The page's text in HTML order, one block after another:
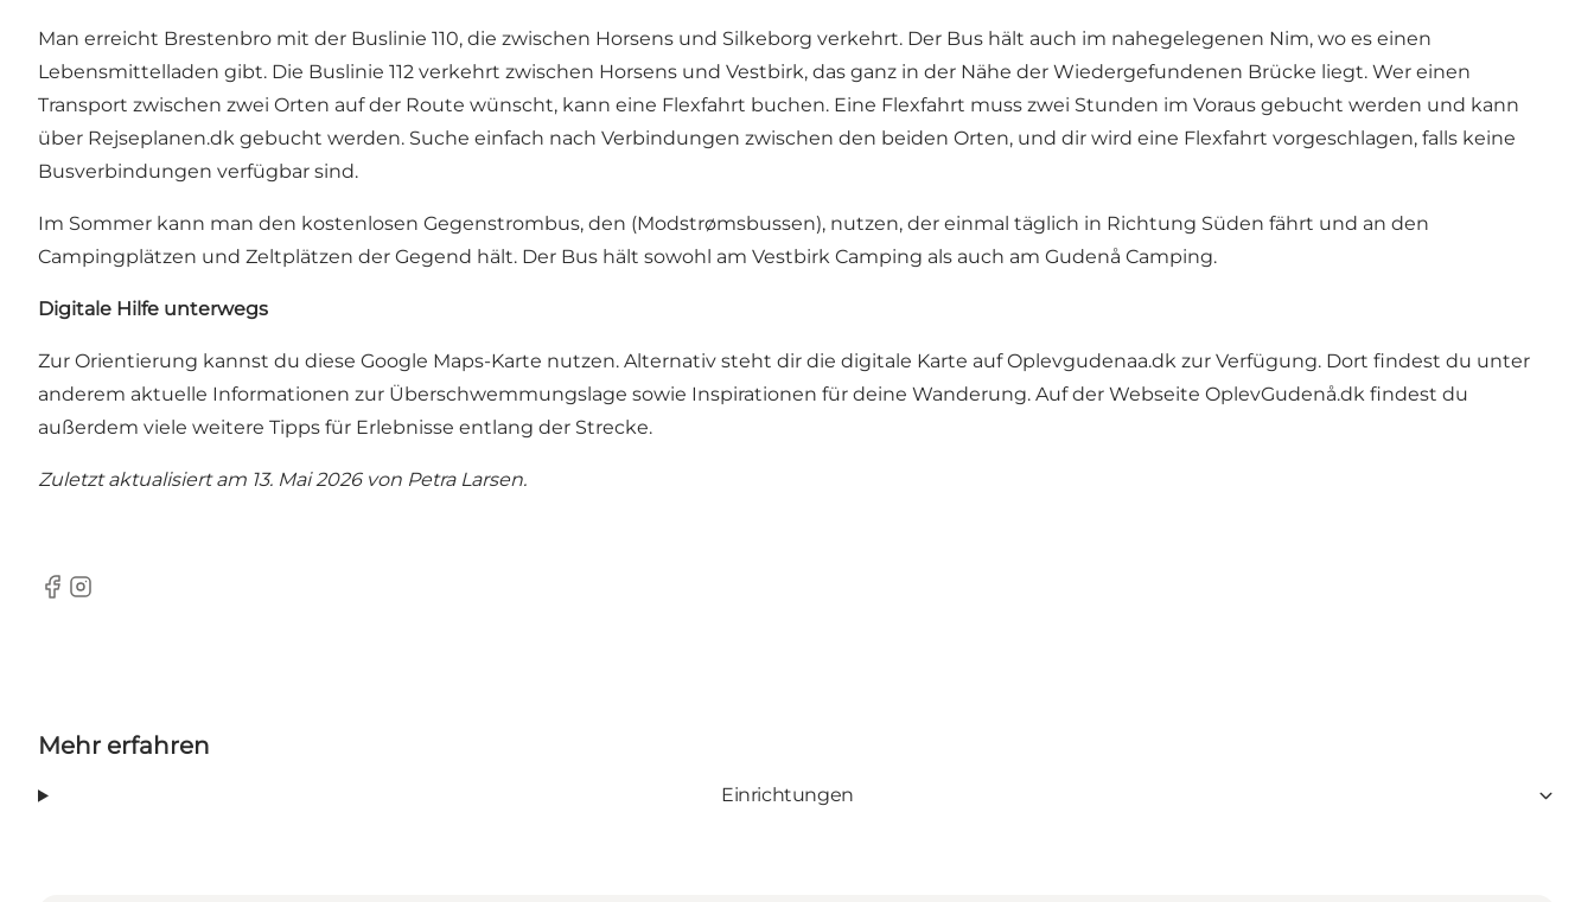
Man erreicht Brestenbro mit der Buslinie 110, die zwischen Horsens und Silkeborg verkehrt. Der Bus hält auch im nahegelegenen Nim, wo es einen
Lebensmittelladen gibt. Die Buslinie 112 verkehrt zwischen Horsens und Vestbirk, das ganz in der Nähe der Wiedergefundenen Brücke liegt. Wer einen
Transport zwischen zwei Orten auf der Route wünscht, kann eine Flexfahrt buchen. Eine Flexfahrt muss zwei Stunden im Voraus gebucht werden und kann
über Rejseplanen.dk gebucht werden. Suche einfach nach Verbindungen zwischen den beiden Orten, und dir wird eine Flexfahrt vorgeschlagen, falls keine
Busverbindungen verfügbar sind.
Im Sommer kann man den kostenlosen Gegenstrombus, den (Modstrømsbussen), nutzen, der einmal täglich in Richtung Süden fährt und an den
Campingplätzen und Zeltplätzen der Gegend hält. Der Bus hält sowohl am Vestbirk Camping als auch am Gudenå Camping.
Digitale Hilfe unterwegs
Zur Orientierung kannst du diese Google Maps-Karte nutzen. Alternativ steht dir die digitale Karte auf Oplevgudenaa.dk zur Verfügung. Dort findest du unter
anderem aktuelle Informationen zur Überschwemmungslage sowie Inspirationen für deine Wanderung. Auf der Webseite OplevGudenå.dk findest du
außerdem viele weitere Tipps für Erlebnisse entlang der Strecke.
Zuletzt aktualisiert am 13. Mai 2026 von Petra Larsen.
Facebook
Instagram
Mehr erfahren
Einrichtungen